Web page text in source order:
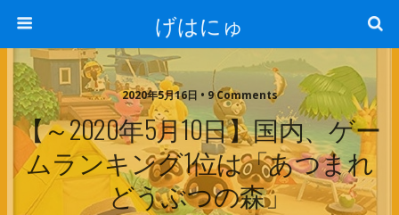
げはにゅ
2020年5月16日 • 9 Comments
【～2020年5月10日】国内、ゲー
ムランキング1位は「あつまれ
どうぶつの森」